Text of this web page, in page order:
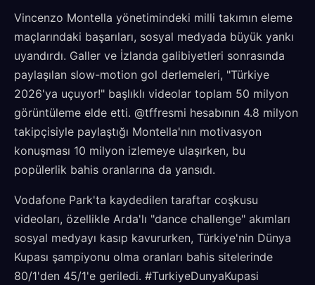
Vincenzo Montella yönetimindeki milli takımın eleme
maçlarındaki başarıları, sosyal medyada büyük yankı
uyandırdı. Galler ve İzlanda galibiyetleri sonrasında
paylaşılan slow-motion gol derlemeleri, "Türkiye
2026'ya uçuyor!" başlıklı videolar toplam 50 milyon
görüntüleme elde etti. @tffresmi hesabının 4.8 milyon
takipçisiyle paylaştığı Montella'nın motivasyon
konuşması 10 milyon izlemeye ulaşırken, bu
popülerlik bahis oranlarına da yansıdı.
Vodafone Park'ta kaydedilen taraftar coşkusu
videoları, özellikle Arda'lı "dance challenge" akımları
sosyal medyayı kasıp kavururken, Türkiye'nin Dünya
Kupası şampiyonu olma oranları bahis sitelerinde
80/1'den 45/1'e geriledi. #TurkiyeDunyaKupasi